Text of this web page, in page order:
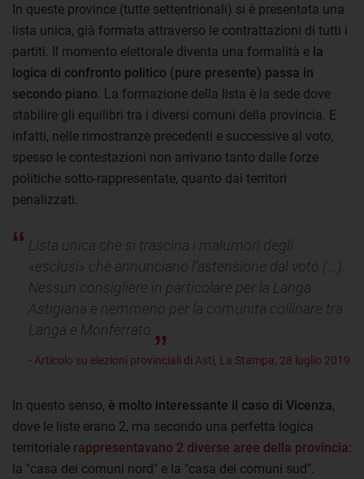
In queste province (tutte settentrionali) si è presentata una
lista unica, già formata attraverso le contrattazioni di tutti i
partiti. Il momento elettorale diventa una formalità e la
logica di confronto politico (pure presente) passa in
secondo piano. La formazione della lista è la sede dove
stabilire gli equilibri tra i diversi comuni della provincia. E
infatti, nelle rimostranze precedenti e successive al voto,
spesso le contestazioni non arrivano tanto dalle forze
politiche sotto-rappresentate, quanto dai territori
penalizzati.
Lista unica che si trascina i malumori degli
«esclusi» che annunciano l’astensione dal voto (...).
Nessun consigliere in particolare per la Langa
Astigiana e nemmeno per la comunità collinare tra
Langa e Monferrato.
- Articolo su elezioni provinciali di Asti, La Stampa, 28 luglio 2019
In questo senso, è molto interessante il caso di Vicenza,
dove le liste erano 2, ma secondo una perfetta logica
territoriale rappresentavano 2 diverse aree della provincia:
la "casa dei comuni nord" e la "casa dei comuni sud".